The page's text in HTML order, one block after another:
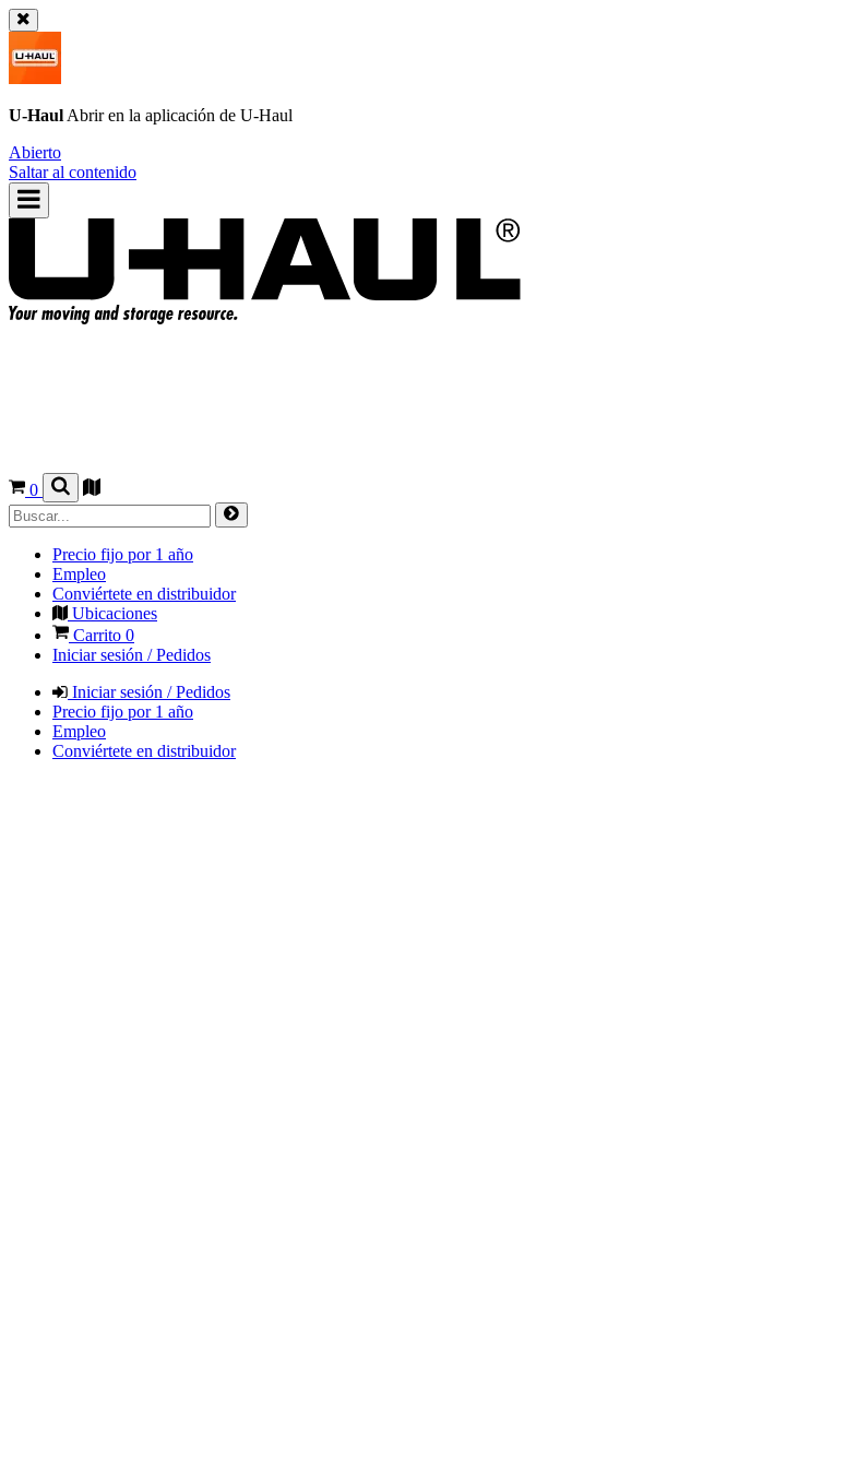
U-Haul Abrir en la aplicación de U-Haul
Abierto
Saltar al contenido
0
Precio fijo por 1 año
Empleo
Conviértete en distribuidor
Ubicaciones
Carrito 0
Iniciar sesión / Pedidos
Iniciar sesión / Pedidos
Precio fijo por 1 año
Empleo
Conviértete en distribuidor